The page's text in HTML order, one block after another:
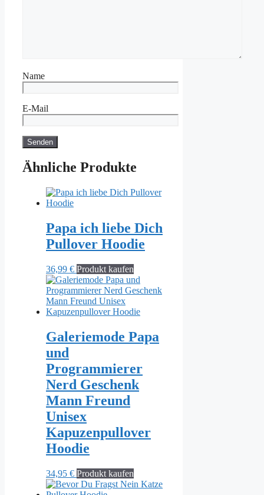
Name
E-Mail
Ähnliche Produkte
Papa ich liebe Dich
Pullover Hoodie
36,99 € Produkt kaufen
Galeriemode Papa
und
Programmierer
Nerd Geschenk
Mann Freund
Unisex
Kapuzenpullover
Hoodie
34,95 € Produkt kaufen